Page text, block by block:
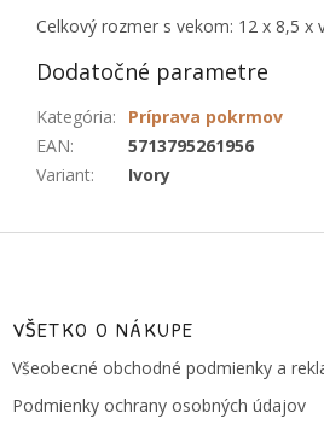
Celkový rozmer s vekom: 12 x 8,5 x
Dodatočné parametre
Kategória:
Príprava pokrmov
EAN:
5713795261956
Variant: Ivory
Z
VŠETKO O NÁKUPE
Všeobecné obchodné podmienky a
Podmienky ochrany osobných údajov